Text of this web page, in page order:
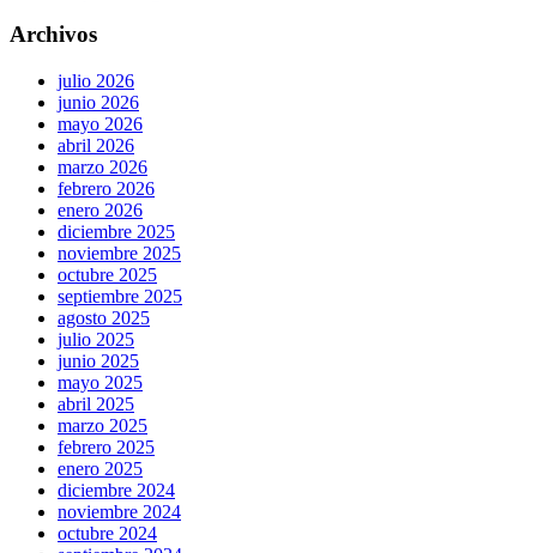
Archivos
julio 2026
junio 2026
mayo 2026
abril 2026
marzo 2026
febrero 2026
enero 2026
diciembre 2025
noviembre 2025
octubre 2025
septiembre 2025
agosto 2025
julio 2025
junio 2025
mayo 2025
abril 2025
marzo 2025
febrero 2025
enero 2025
diciembre 2024
noviembre 2024
octubre 2024